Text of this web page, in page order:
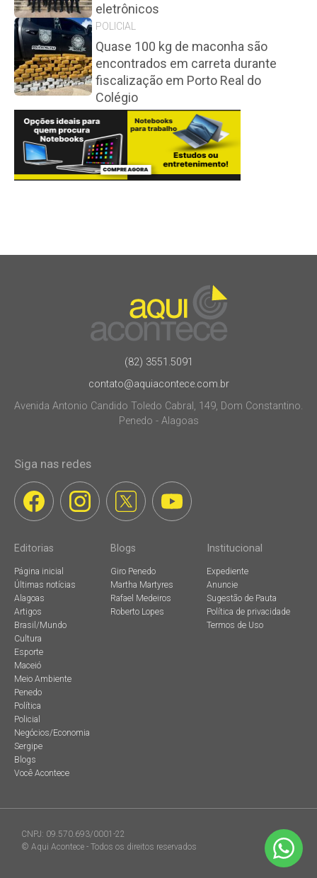
eletrônicos
POLICIAL
Quase 100 kg de maconha são
encontrados em carreta durante
fiscalização em Porto Real do
Colégio
(82) 3551.5091
contato@aquiacontece.com.br
Avenida Antonio Candido Toledo Cabral, 149, Dom Constantino.
Penedo - Alagoas
Siga nas redes
Editorias
Página inicial
Últimas notícias
Alagoas
Artigos
Brasil/Mundo
Cultura
Esporte
Maceió
Meio Ambiente
Penedo
Política
Policial
Negócios/Economia
Sergipe
Blogs
Você Acontece
Blogs
Giro Penedo
Martha Martyres
Rafael Medeiros
Roberto Lopes
Institucional
Expediente
Anuncie
Sugestão de Pauta
Política de privacidade
Termos de Uso
CNPJ: 09.570.693/0001-22
© Aqui Acontece - Todos os direitos reservados